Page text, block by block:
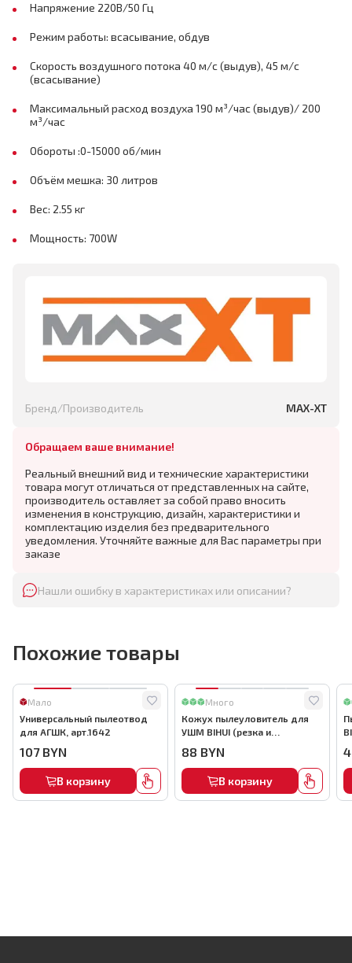
Напряжение 220В/50 Гц
Режим работы: всасывание, обдув
Скорость воздушного потока 40 м/с (выдув), 45 м/с
(всасывание)
Максимальный расход воздуха 190 м³/час (выдув)/ 200
м³/час
Обороты :0-15000 об/мин
Объём мешка: 30 литров
Вес: 2.55 кг
Мощность: 700W
Бренд/Производитель MAX-XT
Обращаем ваше внимание!
Реальный внешний вид и технические характеристики
товара могут отличаться от представленных на сайте,
производитель оставляет за собой право вносить
изменения в конструкцию, дизайн, характеристики и
комплектацию изделия без предварительного
уведомления. Уточняйте важные для Вас параметры при
заказе
Нашли ошибку в характеристиках или описании?
Похожие товары
Мало
Универсальный пылеотвод
для АГШК, арт.1642
107 BYN
В корзину
Много
Кожух пылеуловитель для
УШМ BIHUI (резка и
88 BYN
В корзину